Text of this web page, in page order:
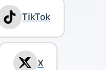
TikTok
X